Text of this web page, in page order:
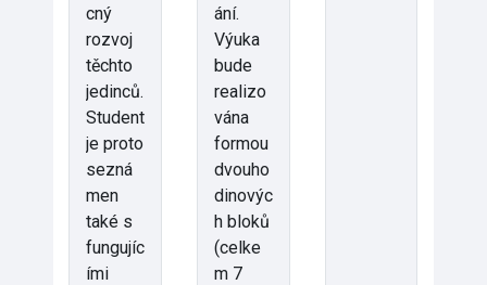
cný
rozvoj
těchto
jedinců.
Student
je proto
sezná
men
také s
fungujíc
ími
ání.
Výuka
bude
realizo
vána
formou
dvouho
dinovýc
h bloků
(celke
m 7